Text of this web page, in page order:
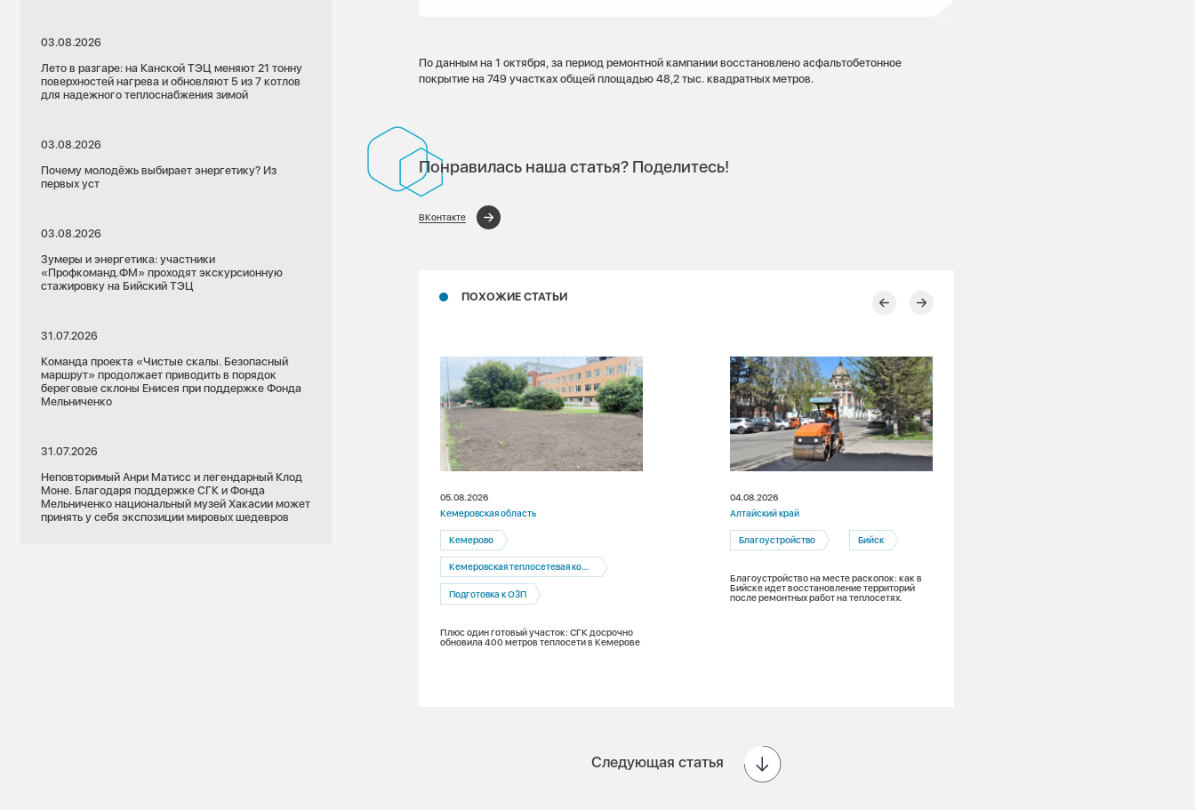
03.08.2026
Лето в разгаре: на Канской ТЭЦ меняют 21 тонну
поверхностей нагрева и обновляют 5 из 7 котлов
для надежного теплоснабжения зимой
03.08.2026
Почему молодёжь выбирает энергетику? Из
первых уст
03.08.2026
Зумеры и энергетика: участники
«Профкоманд.ФМ» проходят экскурсионную
стажировку на Бийский ТЭЦ
31.07.2026
Команда проекта «Чистые скалы. Безопасный
маршрут» продолжает приводить в порядок
береговые склоны Енисея при поддержке Фонда
Мельниченко
31.07.2026
Неповторимый Анри Матисс и легендарный Клод
Моне. Благодаря поддержке СГК и Фонда
Мельниченко национальный музей Хакасии может
принять у себя экспозиции мировых шедевров
По данным на 1 октября, за период ремонтной кампании восстановлено асфальтобетонное
покрытие на 749 участках общей площадью 48,2 тыс. квадратных метров.
Понравилась наша статья? Поделитесь!
ВКонтакте
ПОХОЖИЕ СТАТЬИ
21.07.2026
Кемеровская область
05.08.2026
Кемеровская область
Кемерово
Кемеровская теплосетевая компания
Подготовка к ОЗП
Плюс один готовый участок: СГК досрочно
обновила 400 метров теплосети в Кемерове
04.08.2026
Алтайский край
Благоустройство Бийск
Благоустройство на месте раскопок: как в
Бийске идет восстановление территорий
после ремонтных работ на теплосетях.
Следующая статья